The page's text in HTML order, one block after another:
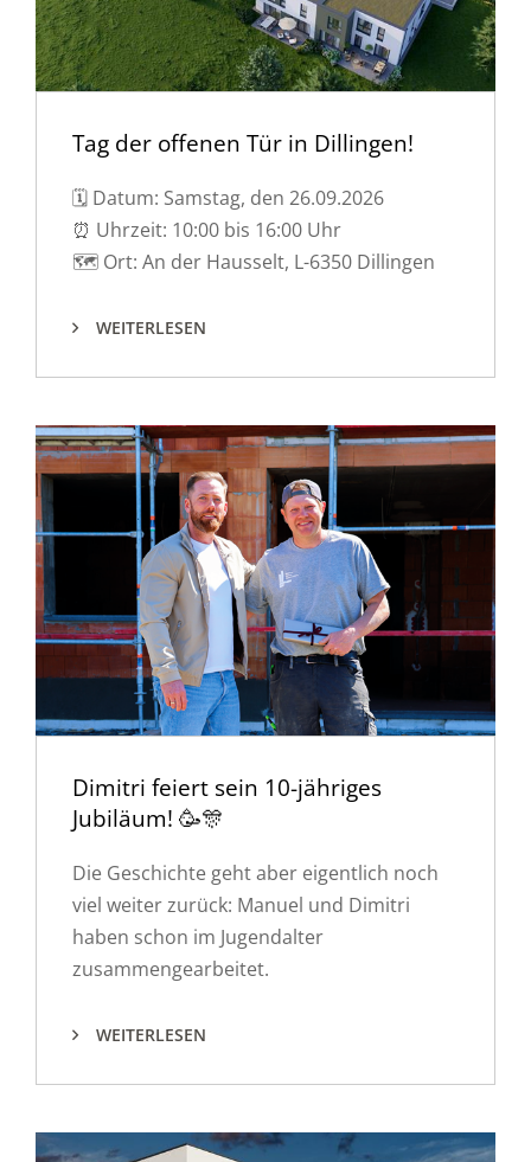
Tag der offenen Tür in Dillingen!
🗓️ Datum: Samstag, den 26.09.2026
⏰ Uhrzeit: 10:00 bis 16:00 Uhr
🗺️ Ort: An der Hausselt, L-6350 Dillingen
WEITERLESEN
Dimitri feiert sein 10-jähriges
Jubiläum! 🥳🎊
Die Geschichte geht aber eigentlich noch
viel weiter zurück: Manuel und Dimitri
haben schon im Jugendalter
zusammengearbeitet.
WEITERLESEN